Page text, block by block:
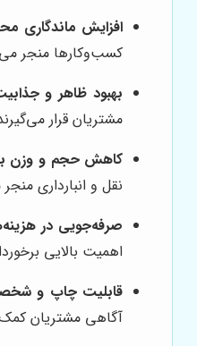
افزایش ماندگاری
کسب‌وکارها منجر
بهبود ظاهر و
مشتریان قرار
کاهش حجم و وزن
نقل و انبارداری
صرفه‌جویی در
اهمیت بالایی
قابلیت چاپ و
آگاهی مشتریان